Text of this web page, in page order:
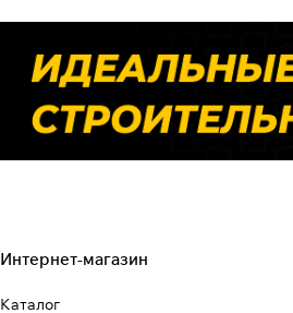
Интернет-магазин
Каталог